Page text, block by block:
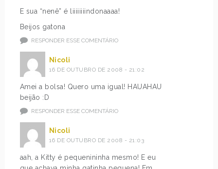
E sua “nenê” é liiiiiiiindonaaaa!
Beijos gatona
RESPONDER ESSE COMENTÁRIO
Nicoli
16 DE OUTUBRO DE 2008 - 21:02
Amei a bolsa! Quero uma igual! HAUAHAU
beijão :D
RESPONDER ESSE COMENTÁRIO
Nicoli
16 DE OUTUBRO DE 2008 - 21:03
aah, a Kitty é pequenininha mesmo! E eu